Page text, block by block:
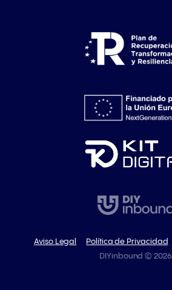
Aviso Legal Política de Privacidad
DIYinbound © 2026